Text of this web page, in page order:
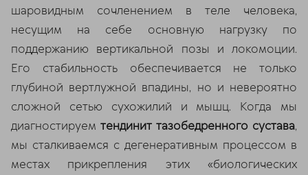
шаровидным сочленением в теле человека,
несущим на себе основную нагрузку по
поддержанию вертикальной позы и локомоции.
Его стабильность обеспечивается не только
глубиной вертлужной впадины, но и невероятно
сложной сетью сухожилий и мышц. Когда мы
диагностируем тендинит тазобедренного сустава,
мы сталкиваемся с дегенеративным процессом в
местах прикрепления этих «биологических